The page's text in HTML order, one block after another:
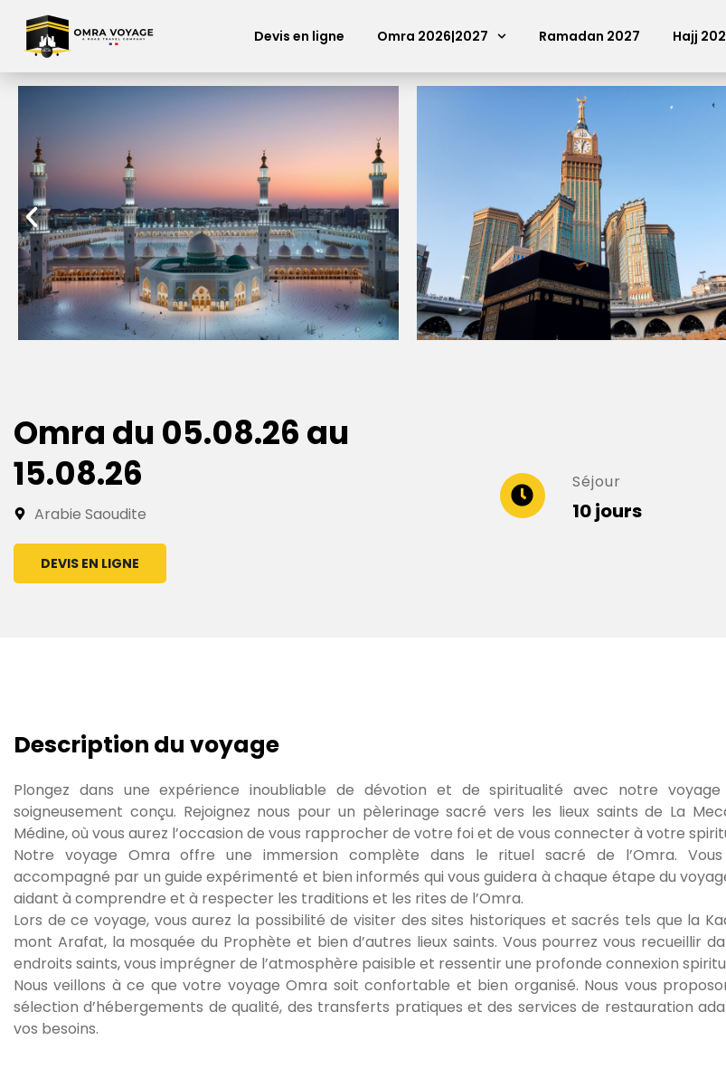
Devis en ligne Omra 2026|2027 Ramadan 2027 Hajj
Omra du 05.08.26 au
15.08.26
Arabie Saoudite
DEVIS EN LIGNE
Séjour
10 jours
Description du voyage
Plongez dans une expérience inoubliable de dévotion et de spiritualité avec notre voyage
soigneusement conçu. Rejoignez nous pour un pèlerinage sacré vers les lieux saints de La
Médine, où vous aurez l’occasion de vous rapprocher de votre foi et de vous connecter à votre
Notre voyage Omra offre une immersion complète dans le rituel sacré de l’Omra. Vous
accompagné par un guide expérimenté et bien informés qui vous guidera à chaque étape du
aidant à comprendre et à respecter les traditions et les rites de l’Omra.
Lors de ce voyage, vous aurez la possibilité de visiter des sites historiques et sacrés tels que la
mont Arafat, la mosquée du Prophète et bien d’autres lieux saints. Vous pourrez vous recueillir
endroits saints, vous imprégner de l’atmosphère paisible et ressentir une profonde connexion
Nous veillons à ce que votre voyage Omra soit confortable et bien organisé. Nous vous
sélection d’hébergements de qualité, des transferts pratiques et des services de restauration